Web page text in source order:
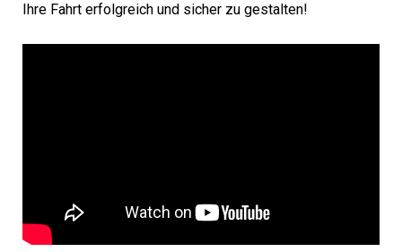
Ihre Fahrt erfolgreich und sicher zu gestalten!